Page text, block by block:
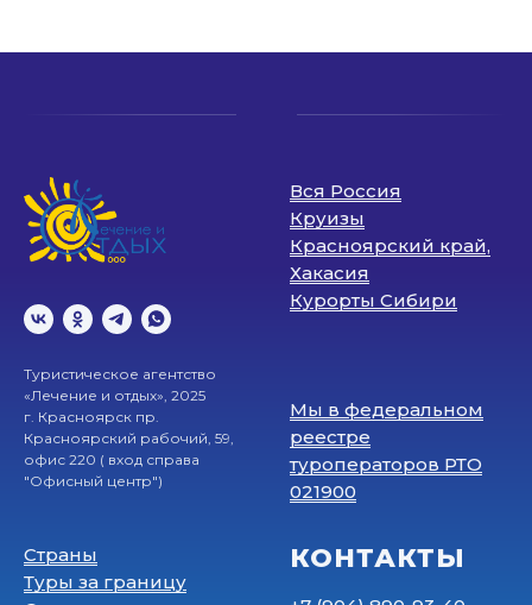
Туристическое агентство
«Лечение и отдых», 2025
г. Красноярск пр.
Красноярский рабочий, 59,
офис 220 ( вход справа
"Офисный центр")
Вся Россия
Круизы
Красноярский край,
Хакасия
Курорты Сибири
Мы в федеральном
реестре
туроператоров РТО
021900
Страны
Туры за границу
КОНТАКТЫ